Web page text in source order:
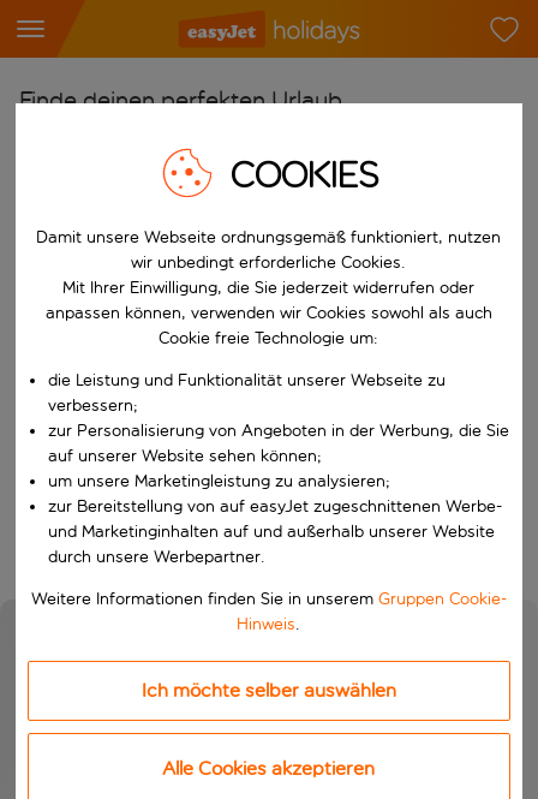
Finde deinen perfekten Urlaub
Beginne mit der Eingabe für die automatische
Flughafen wählen
Beginne mit der Eingabe für die automatische
Reiseziel wählen
Nach
Wähle ein Ab- und Rückflugdatum aus.
Reisezeitraum wählen
Wann
Wer
Suchen
COOKIES
Damit unsere Webseite ordnungsgemäß funktioniert, nutzen
wir unbedingt erforderliche Cookies.
Mit Ihrer Einwilligung, die Sie jederzeit widerrufen oder
anpassen können, verwenden wir Cookies sowohl als auch
Cookie freie Technologie um:
die Leistung und Funktionalität unserer Webseite zu
verbessern;
zur Personalisierung von Angeboten in der Werbung, die Sie
auf unserer Website sehen können;
um unsere Marketingleistung zu analysieren;
zur Bereitstellung von auf easyJet zugeschnittenen Werbe-
und Marketinginhalten auf und außerhalb unserer Website
durch unsere Werbepartner.
Weitere Informationen finden Sie in unserem Gruppen Cookie-
Hinweis.
Ich möchte selber auswählen
Alle Cookies akzeptieren